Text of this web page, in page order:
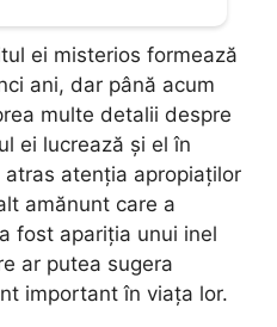
ei misterios formează
ani, dar până acum
multe detalii despre
ei lucrează și el în
atenția apropiaților
amănunt care a
fost apariția unui inel
ar putea sugera
important în viața lor.